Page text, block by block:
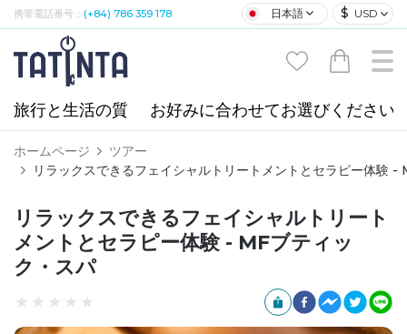
携帯電話番号： (+84) 786 359 178 日本語 $ USD
旅行と生活の質 お好みに合わせてお選びください
ホームページ
ツアー
リラックスできるフェイシャルトリートメントとセラピー体験 -
リラックスできるフェイシャルトリート
メントとセラピー体験 - MFブティッ
ク・スパ